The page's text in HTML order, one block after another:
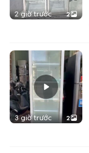
2 giờ trước 2
3 giờ trước 2